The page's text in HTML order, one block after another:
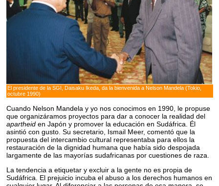
El presidente de la SGI, Daisaku Ikeda, da la bienvenida a Nelson Mandela (Tokio,
octubre 1990)
Cuando Nelson Mandela y yo nos conocimos en 1990, le propuse
que organizáramos proyectos para dar a conocer la realidad del
apartheid en Japón y promover la educación en Sudáfrica. Él
asintió con gusto. Su secretario, Ismail Meer, comentó que la
propuesta del intercambio cultural representaba para ellos la
restauración de la dignidad humana que había sido despojada
largamente de las mayorías sudafricanas por cuestiones de raza.
La tendencia a etiquetar y excluir a la gente no es propia de
Sudáfrica. El prejuicio incuba el abuso a los derechos humanos en